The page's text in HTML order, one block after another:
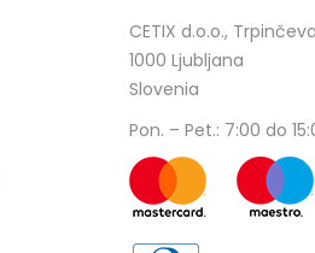
CETIX d.o.o.,
1000 Ljubljana
Slovenia
Pon. – Pet.: 7:00 do